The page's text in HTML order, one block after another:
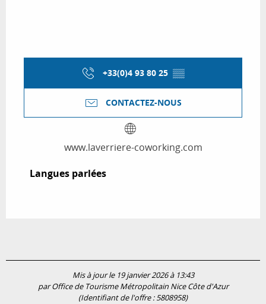
+33(0)4 93 80 25 ▒▒
CONTACTEZ-NOUS
www.laverriere-coworking.com
Langues parlées
Langues parlées
Mis à jour le 19 janvier 2026 à 13:43
par Office de Tourisme Métropolitain Nice Côte d'Azur
(Identifiant de l'offre :5808958)